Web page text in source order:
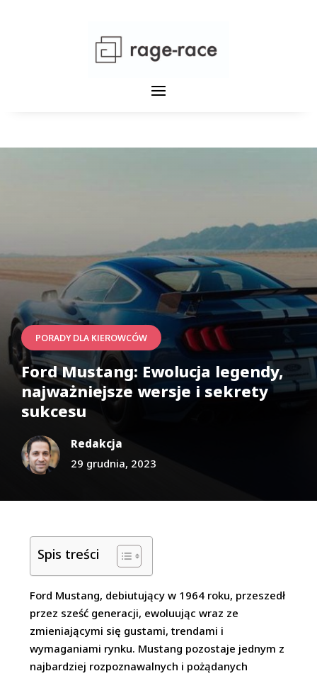
PORADY DLA KIEROWCÓW
Ford Mustang: Ewolucja legendy,
najważniejsze wersje i sekrety
sukcesu
Redakcja
29 grudnia, 2023
Spis treści
Ford Mustang, debiutujący w 1964 roku, przeszedł
przez sześć generacji, ewoluując wraz ze
zmieniającymi się gustami, trendami i
wymaganiami rynku. Mustang pozostaje jednym z
najbardziej rozpoznawalnych i pożądanych